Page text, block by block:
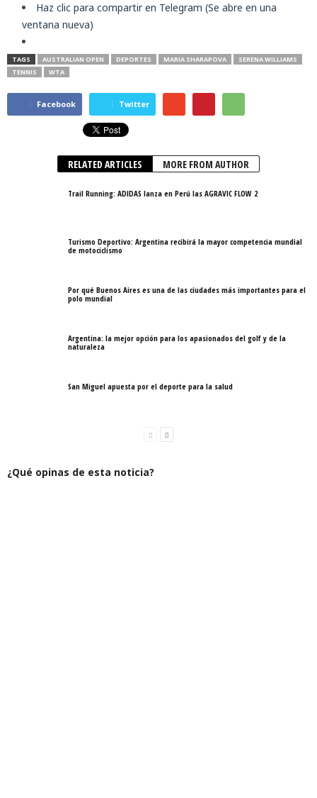
Haz clic para compartir en Telegram (Se abre en una
ventana nueva)
TAGS AUSTRALIAN OPEN DEPORTES MARIA SHARAPOVA
SERENA WILLIAMS
TENNIS
WTA
Facebook Twitter
RELATED ARTICLES MORE FROM AUTHOR
Trail Running: ADIDAS lanza en Perú las AGRAVIC FLOW 2
Turismo Deportivo: Argentina recibirá la mayor competencia mundial
de motociclismo
Por qué Buenos Aires es una de las ciudades más importantes para el
polo mundial
Argentina: la mejor opción para los apasionados del golf y de la
naturaleza
San Miguel apuesta por el deporte para la salud
¿Qué opinas de esta noticia?